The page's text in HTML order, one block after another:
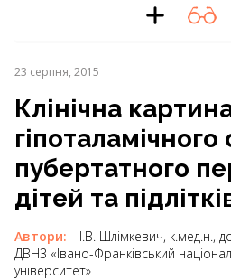
23 серпня, 2015
Клінічна
пубертатного
дітей та
Автори:
І.В. Шлімкевич, к.мед.н.,
ДВНЗ «Івано-Франківський
університет»